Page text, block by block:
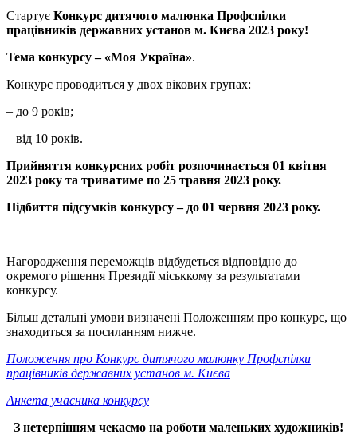
Стартує Конкурс дитячого малюнка Профспілки
працівників державних установ м. Києва 2023 року!
Тема конкурсу – «Моя Україна».
Конкурс проводиться у двох вікових групах:
– до 9 років;
– від 10 років.
Прийняття конкурсних робіт розпочинається 01 квітня
2023 року та триватиме по 25 травня 2023 року.
Підбиття підсумків конкурсу – до 01 червня 2023 року.
Нагородження переможців відбудеться відповідно до
окремого рішення Президії міськкому за результатами
конкурсу.
Більш детальні умови визначені Положенням про конкурс, що
знаходиться за посиланням нижче.
Положення про Конкурс дитячого малюнку Профспілки
працівників державних установ м. Києва
Анкета учасника конкурсу
З нетерпінням чекаємо на роботи маленьких художників!